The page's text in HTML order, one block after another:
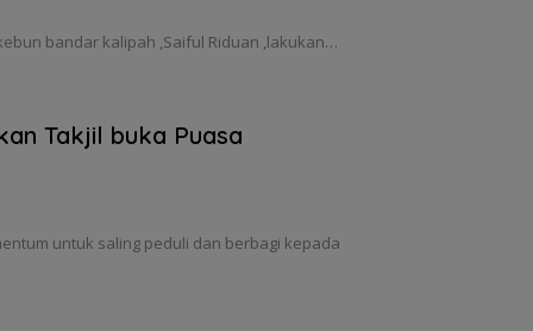
bandar kalipah ,Saiful Riduan ,lakukan…
Takjil buka Puasa
untuk saling peduli dan berbagi kepada